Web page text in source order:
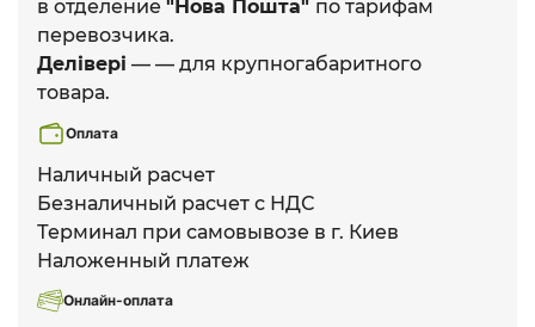
в отделение "Нова Пошта" по тарифам
перевозчика.
Делівері — — для крупногабаритного
товара.
Оплата
Наличный расчет
Безналичный расчет с НДС
Терминал при самовывозе в г. Киев
Наложенный платеж
Онлайн-оплата